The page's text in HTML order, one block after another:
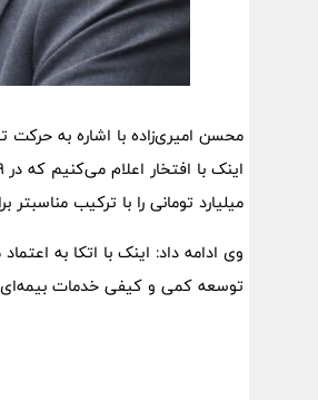
محسن امیری‌زاده با اشاره به
میلیارد تومانی را با ترکیب
وی ادامه داد: اینک با اتکا به
توسعه کمی و کیفی خدمات بیمه‌ای